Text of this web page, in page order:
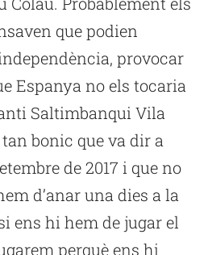
que podien
provocar
Espanya no els tocaria
Saltimbanqui Vila
bonic que va dir a
de 2017 i que no
d’anar una dies a la
ens hi hem de jugar el
perquè ens hi